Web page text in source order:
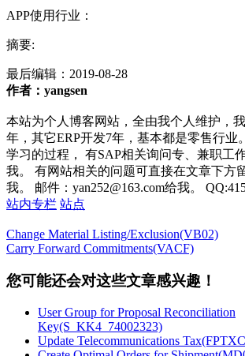
APP使用行业：
摘要:
最后编辑： 2019-08-28
作者：yangsen
本站为个人博客网站，全由我个人维护，
年，其它ERP开发7年，基本都是零售行业
学习的过程， 有SAP相关询问专、兼职工
我。 有网站相关的问题可直接在文章下方
我。 邮件：yan252@163.com给我。
站内专栏 站点
Change Material Listing/Exclusion(VB02)
Carry Forward Commitments(VACF)
您可能还会对这些文章感兴趣！
User Group for Proposal Reconciliation
Key(S_KK4_74002323)
Update Telecommunications